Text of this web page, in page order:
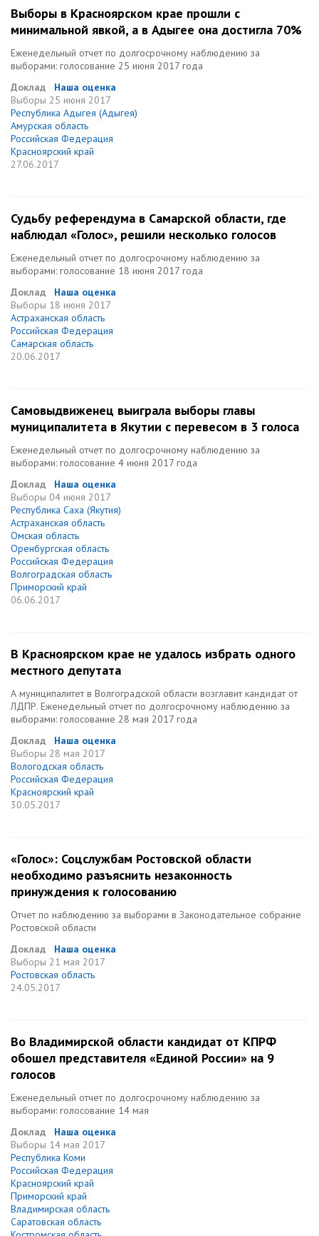
Выборы в Красноярском крае прошли с
минимальной явкой, а в Адыгее она достигла 70%
Еженедельный отчет по долгосрочному наблюдению за
выборами: голосование 25 июня 2017 года
Доклад
Наша оценка
Выборы 25 июня 2017
Республика Адыгея (Адыгея)
Амурская область
Российская Федерация
Красноярский край
27.06.2017
Судьбу референдума в Самарской области, где
наблюдал «Голос», решили несколько голосов
Еженедельный отчет по долгосрочному наблюдению за
выборами: голосование 18 июня 2017 года
Доклад
Наша оценка
Выборы 18 июня 2017
Астраханская область
Российская Федерация
Самарская область
20.06.2017
Самовыдвиженец выиграла выборы главы
муниципалитета в Якутии с перевесом в 3 голоса
Еженедельный отчет по долгосрочному наблюдению за
выборами: голосование 4 июня 2017 года
Доклад
Наша оценка
Выборы 04 июня 2017
Республика Саха (Якутия)
Астраханская область
Омская область
Оренбургская область
Российская Федерация
Волгоградская область
Приморский край
06.06.2017
В Красноярском крае не удалось избрать одного
местного депутата
А муниципалитет в Волгоградской области возглавит кандидат от
ЛДПР. Еженедельный отчет по долгосрочному наблюдению за
выборами: голосование 28 мая 2017 года
Доклад
Наша оценка
Выборы 28 мая 2017
Вологодская область
Российская Федерация
Красноярский край
30.05.2017
«Голос»: Соцслужбам Ростовской области
необходимо разъяснить незаконность
принуждения к голосованию
Отчет по наблюдению за выборами в Законодательное собрание
Ростовской области
Доклад
Наша оценка
Выборы 21 мая 2017
Ростовская область
24.05.2017
Во Владимирской области кандидат от КПРФ
обошел представителя «Единой России» на 9
голосов
Еженедельный отчет по долгосрочному наблюдению за
выборами: голосование 14 мая
Доклад
Наша оценка
Выборы 14 мая 2017
Республика Коми
Российская Федерация
Красноярский край
Приморский край
Владимирская область
Саратовская область